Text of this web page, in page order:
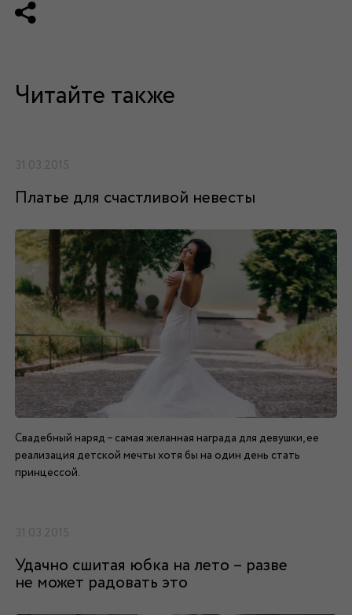
Читайте также
31.03.2015
Платье для счастливой невесты
Свадебный наряд – самая желанная награда для девушки, ее
реализация детской мечты хотя бы на один день стать
принцессой.
31.03.2015
Удачно сшитая юбка на лето – разве
не может радовать это